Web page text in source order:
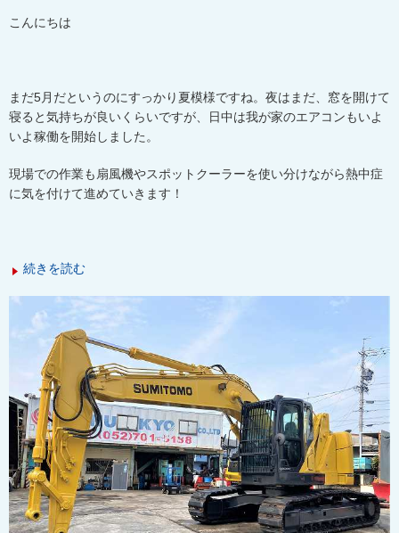
こんにちは
まだ5月だというのにすっかり夏模様ですね。夜はまだ、窓を開けて
寝ると気持ちが良いくらいですが、日中は我が家のエアコンもいよ
いよ稼働を開始しました。
現場での作業も扇風機やスポットクーラーを使い分けながら熱中症
に気を付けて進めていきます！
続きを読む